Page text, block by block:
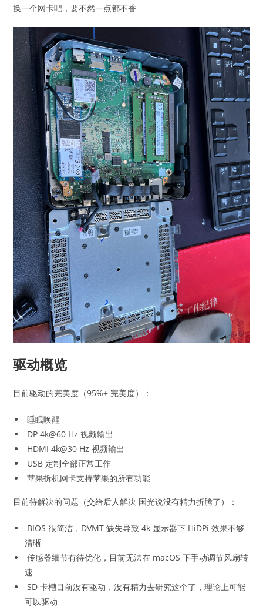
换一个网卡吧，要不然一点都不香
驱动概览
目前驱动的完美度（95%+ 完美度）：
睡眠唤醒
DP 4k@60 Hz 视频输出
HDMI 4k@30 Hz 视频输出
USB 定制全部正常工作
苹果拆机网卡支持苹果的所有功能
目前待解决的问题（交给后人解决 国光说没有精力折腾了）：
BIOS 很简洁，DVMT 缺失导致 4k 显示器下 HiDPi 效果不够
清晰
传感器细节有待优化，目前无法在 macOS 下手动调节风扇转
速
SD 卡槽目前没有驱动，没有精力去研究这个了，理论上可能
可以驱动